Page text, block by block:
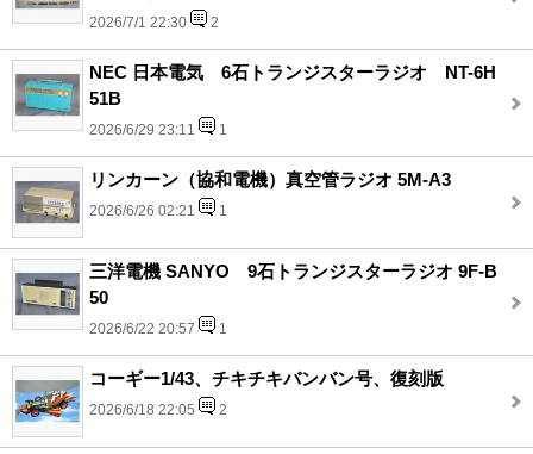
2026/7/1 22:30 2
NEC 日本電気 6石トランジスターラジオ NT-6H
51B
2026/6/29 23:11 1
リンカーン（協和電機）真空管ラジオ 5M-A3
2026/6/26 02:21 1
三洋電機 SANYO 9石トランジスターラジオ 9F-B
50
2026/6/22 20:57 1
コーギー1/43、チキチキバンバン号、復刻版
2026/6/18 22:05 2